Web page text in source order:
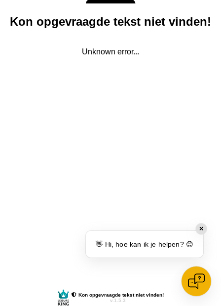
✕
👋 Hi, hoe kan ik je helpen? 😊